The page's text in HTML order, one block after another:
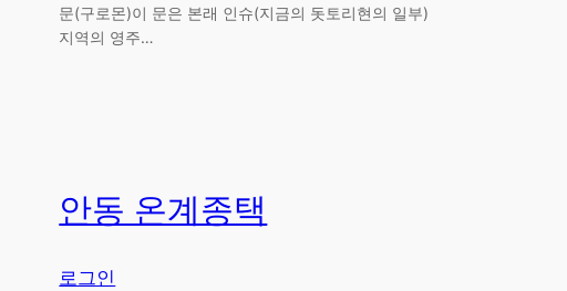
문(구로몬)이 문은 본래 인슈(지금의 돗토리현의 일부)
지역의 영주…
안동 온계종택
로그인